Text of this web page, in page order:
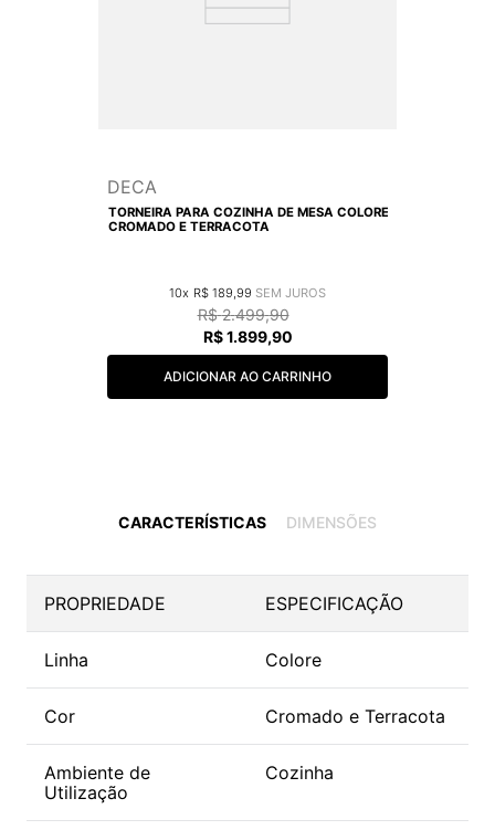
DECA
TORNEIRA PARA COZINHA DE MESA COLORE
CROMADO E TERRACOTA
10 R$ 189 99
R$ 2.499,90
R$ 1.899,90
ADICIONAR AO CARRINHO
CARACTERÍSTICAS DIMENSÕES
PROPRIEDADE ESPECIFICAÇÃO
Linha Colore
Cor Cromado e Terracota
Ambiente de
Utilização
Cozinha